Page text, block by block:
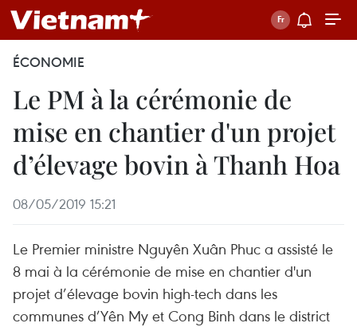
ÉCONOMIE
Le PM à la cérémonie de
mise en chantier d'un projet
d’élevage bovin à Thanh Hoa
08/05/2019 15:21
Le Premier ministre Nguyên Xuân Phuc a assisté le
8 mai à la cérémonie de mise en chantier d'un
projet d’élevage bovin high-tech dans les
communes d’Yên My et Cong Binh dans le district